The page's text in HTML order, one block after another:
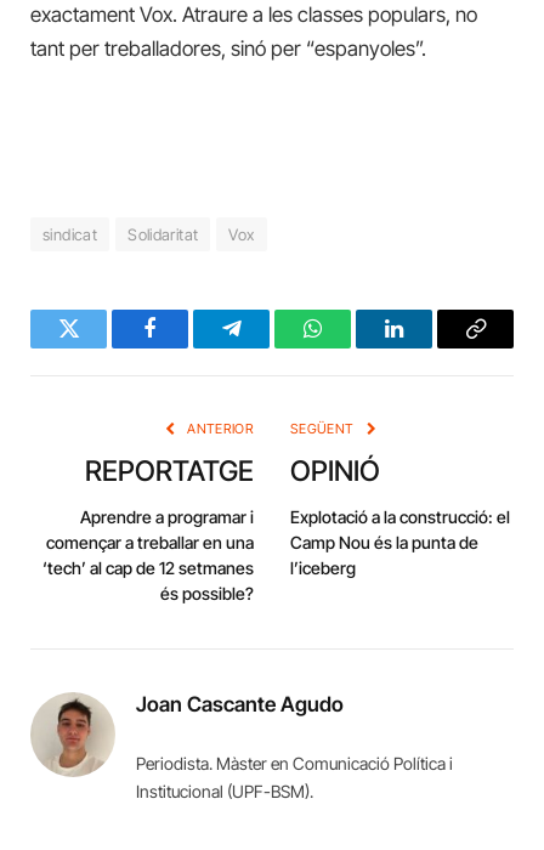
exactament Vox. Atraure a les classes populars, no
tant per treballadores, sinó per “espanyoles”.
sindicat Solidaritat Vox
Twitter FacebookTelegramWhatsAppLinkedInCopy
ANTERIOR
REPORTATGE
Aprendre a programar i
començar a treballar en una
‘tech’ al cap de 12 setmanes
és possible?
SEGÜENT
OPINIÓ
Explotació a la construcció: el
Camp Nou és la punta de
l’iceberg
Joan Cascante Agudo
Periodista. Màster en Comunicació Política i
Institucional (UPF-BSM).